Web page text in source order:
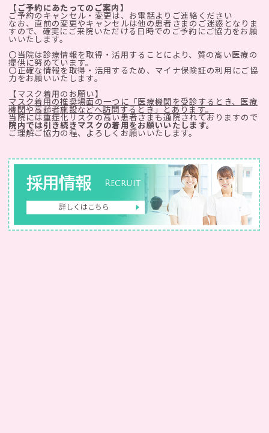
【ご予約にあたってのご案内】
ご予約のキャンセル・変更は、お電話よりご連絡ください
なお、直前の変更やキャンセルは他の患者さまのご迷惑となりま
すので、確実にご来院いただける日時でのご予約にご協力をお願
いいたします。
〇当院は診療情報を取得・活用することにより、質の高い医療の
提供に努めています。
〇正確な情報を取得・活用するため、マイナ保険証の利用にご協
力をお願いいたします。
【マスク着用のお願い】
マスク着用の推奨場面の一つに「医療機関を受診するとき、医療
機関や高齢者施設などへ訪問するとき」とあります。
当院には重症化リスクの高い患者さまも通院されておりますので
院内では引き続きマスクの着用をお願いいたします。
ご理解ご協力の程、よろしくお願いいたします。
採用情報 Recruit
詳しくはこちら